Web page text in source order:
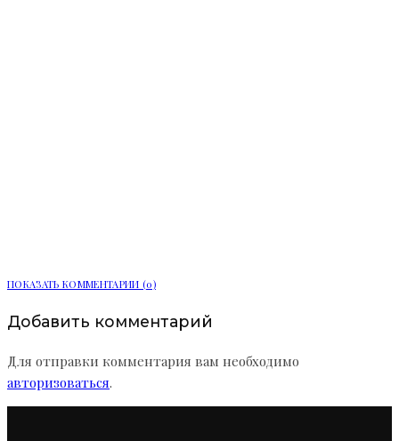
ПОКАЗАТЬ КОММЕНТАРИИ (0)
Добавить комментарий
Для отправки комментария вам необходимо
авторизоваться.